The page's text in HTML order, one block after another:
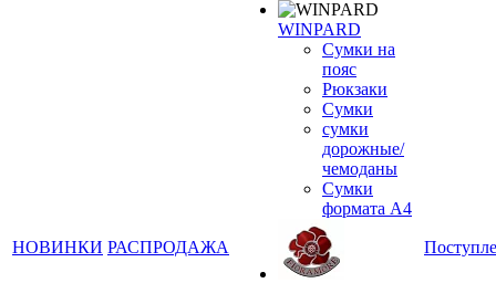
НОВИНКИ РАСПРОДАЖА
WINPARD
Сумки на
пояс
Рюкзаки
Сумки
сумки
дорожные/
чемоданы
Сумки
формата А4